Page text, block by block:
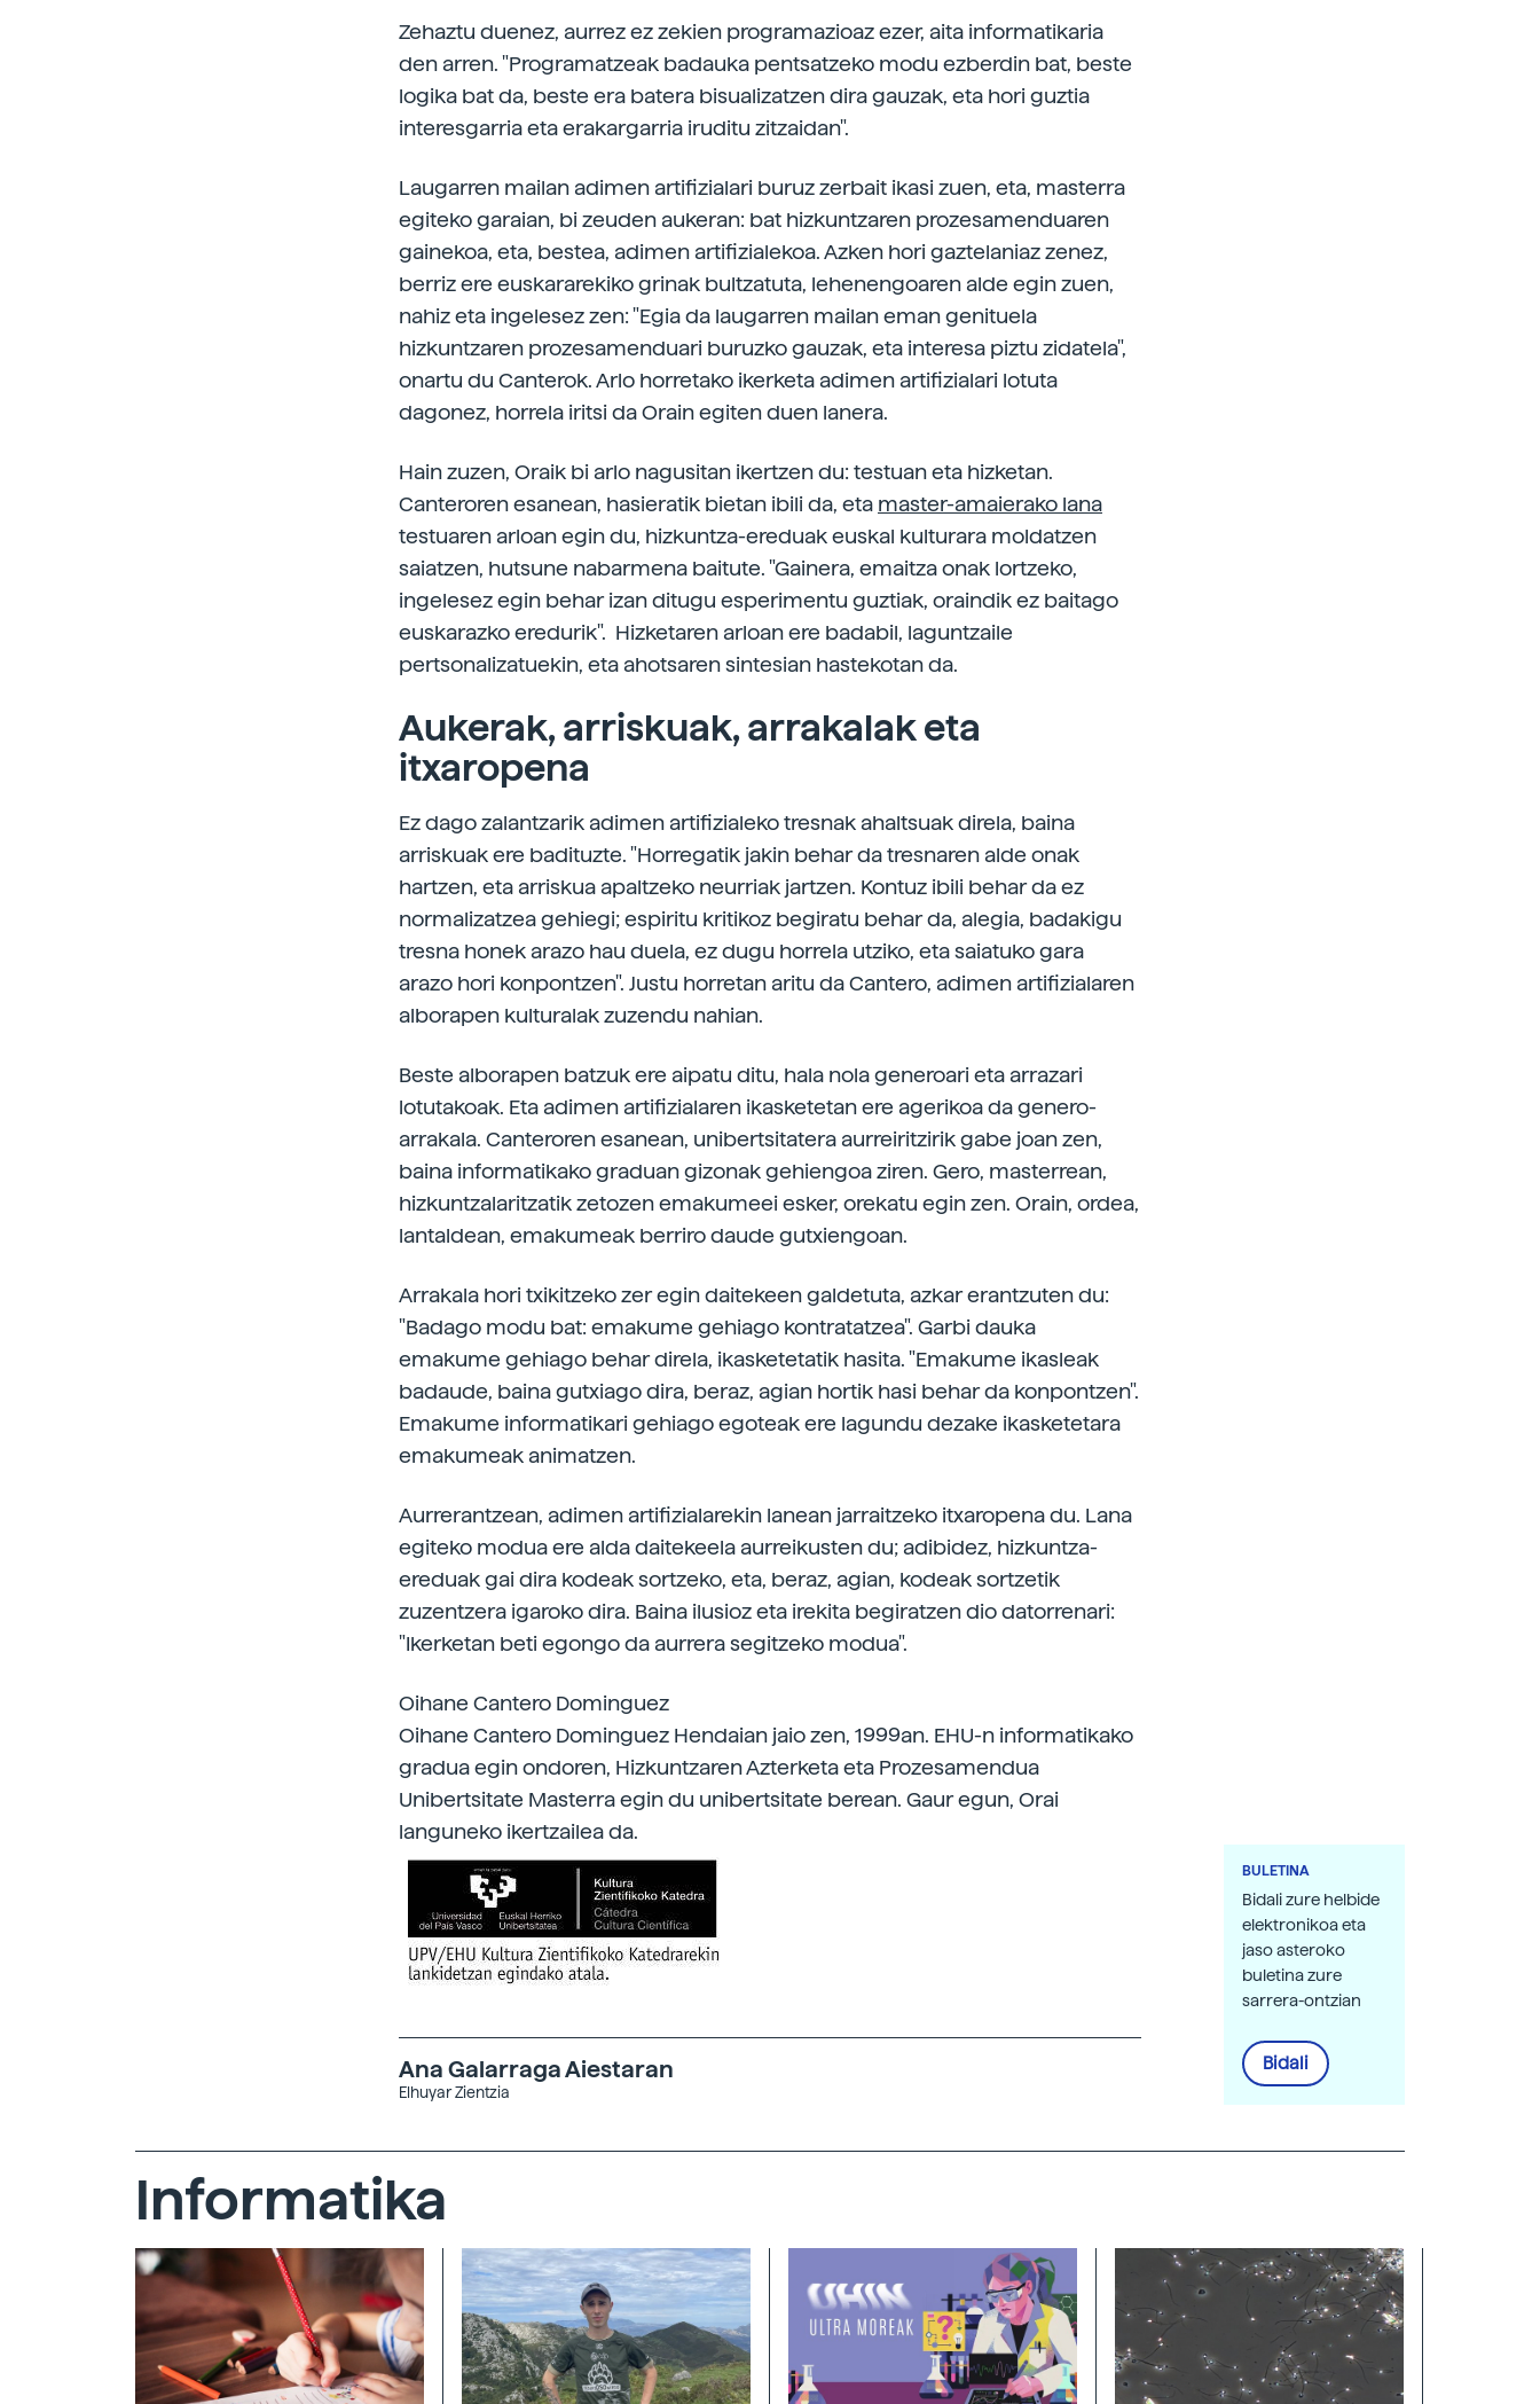
Zehaztu duenez, aurrez ez zekien programazioaz ezer, aita informatikaria
den arren. "Programatzeak badauka pentsatzeko modu ezberdin bat, beste
logika bat da, beste era batera bisualizatzen dira gauzak, eta hori guztia
interesgarria eta erakargarria iruditu zitzaidan".
Laugarren mailan adimen artifizialari buruz zerbait ikasi zuen, eta, masterra
egiteko garaian, bi zeuden aukeran: bat hizkuntzaren prozesamenduaren
gainekoa, eta, bestea, adimen artifizialekoa. Azken hori gaztelaniaz zenez,
berriz ere euskararekiko grinak bultzatuta, lehenengoaren alde egin zuen,
nahiz eta ingelesez zen: "Egia da laugarren mailan eman genituela
hizkuntzaren prozesamenduari buruzko gauzak, eta interesa piztu zidatela",
onartu du Canterok. Arlo horretako ikerketa adimen artifizialari lotuta
dagonez, horrela iritsi da Orain egiten duen lanera.
Hain zuzen, Oraik bi arlo nagusitan ikertzen du: testuan eta hizketan.
Canteroren esanean, hasieratik bietan ibili da, eta master-amaierako lana
testuaren arloan egin du, hizkuntza-ereduak euskal kulturara moldatzen
saiatzen, hutsune nabarmena baitute. "Gainera, emaitza onak lortzeko,
ingelesez egin behar izan ditugu esperimentu guztiak, oraindik ez baitago
euskarazko eredurik". Hizketaren arloan ere badabil, laguntzaile
pertsonalizatuekin, eta ahotsaren sintesian hastekotan da.
Aukerak, arriskuak, arrakalak eta
itxaropena
Ez dago zalantzarik adimen artifizialeko tresnak ahaltsuak direla, baina
arriskuak ere badituzte. "Horregatik jakin behar da tresnaren alde onak
hartzen, eta arriskua apaltzeko neurriak jartzen. Kontuz ibili behar da ez
normalizatzea gehiegi; espiritu kritikoz begiratu behar da, alegia, badakigu
tresna honek arazo hau duela, ez dugu horrela utziko, eta saiatuko gara
arazo hori konpontzen". Justu horretan aritu da Cantero, adimen artifizialaren
alborapen kulturalak zuzendu nahian.
Beste alborapen batzuk ere aipatu ditu, hala nola generoari eta arrazari
lotutakoak. Eta adimen artifizialaren ikasketetan ere agerikoa da genero-
arrakala. Canteroren esanean, unibertsitatera aurreiritzirik gabe joan zen,
baina informatikako graduan gizonak gehiengoa ziren. Gero, masterrean,
hizkuntzalaritzatik zetozen emakumeei esker, orekatu egin zen. Orain, ordea,
lantaldean, emakumeak berriro daude gutxiengoan.
Arrakala hori txikitzeko zer egin daitekeen galdetuta, azkar erantzuten du:
"Badago modu bat: emakume gehiago kontratatzea". Garbi dauka
emakume gehiago behar direla, ikasketetatik hasita. "Emakume ikasleak
badaude, baina gutxiago dira, beraz, agian hortik hasi behar da konpontzen".
Emakume informatikari gehiago egoteak ere lagundu dezake ikasketetara
emakumeak animatzen.
Aurrerantzean, adimen artifizialarekin lanean jarraitzeko itxaropena du. Lana
egiteko modua ere alda daitekeela aurreikusten du; adibidez, hizkuntza-
ereduak gai dira kodeak sortzeko, eta, beraz, agian, kodeak sortzetik
zuzentzera igaroko dira. Baina ilusioz eta irekita begiratzen dio datorrenari:
"Ikerketan beti egongo da aurrera segitzeko modua".
Oihane Cantero Dominguez
Oihane Cantero Dominguez Hendaian jaio zen, 1999an. EHU-n informatikako
gradua egin ondoren, Hizkuntzaren Azterketa eta Prozesamendua
Unibertsitate Masterra egin du unibertsitate berean. Gaur egun, Orai
languneko ikertzailea da.
Ana Galarraga Aiestaran
Elhuyar Zientzia
BULETINA
Bidali zure helbide
elektronikoa eta
jaso asteroko
buletina zure
sarrera-ontzian
Bidali
Informatika